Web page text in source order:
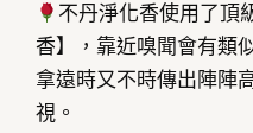
不丹淨化香使用了頂
香】，靠近嗅聞會有類
拿遠時又不時傳出陣陣
視。